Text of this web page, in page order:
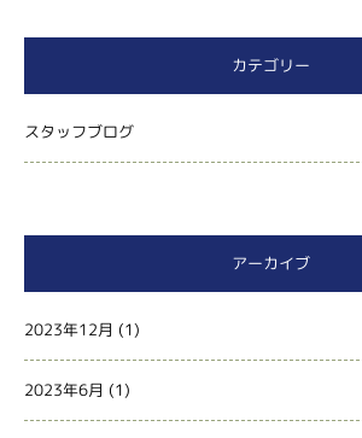
カテゴリー
スタッフブログ
アーカイブ
2023年12月 (1)
2023年6月 (1)